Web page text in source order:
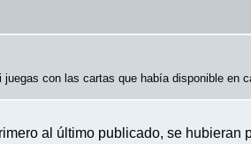
con las cartas que había disponible en
al último publicado, se